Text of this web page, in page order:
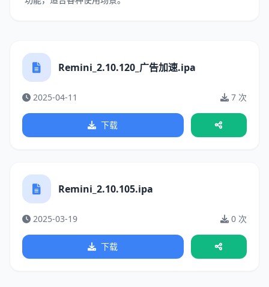
Remini_2.10.120_广告加速.ipa
2025-04-11 7 次
下载
Remini_2.10.105.ipa
2025-03-19 0 次
下载